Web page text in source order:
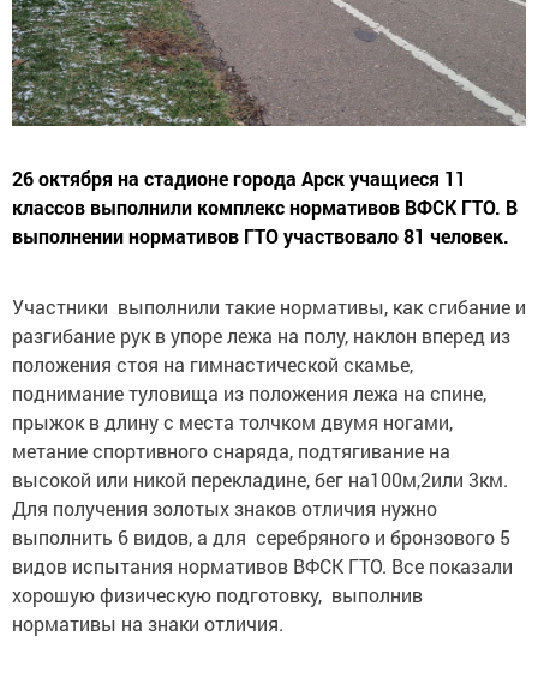
классов выполнили комплекс нормативов ВФСК ГТО. В
выполнении нормативов ГТО участвовало 81 человек.
разгибание рук в упоре лежа на полу, наклон вперед из
положения стоя на гимнастической скамье,
поднимание туловища из положения лежа на спине,
прыжок в длину с места толчком двумя ногами,
метание спортивного снаряда, подтягивание на
высокой или никой перекладине, бег на100м,2или 3км.
Для получения золотых знаков отличия нужно
выполнить 6 видов, а для серебряного и бронзового 5
видов испытания нормативов ВФСК ГТО. Все показали
хорошую физическую подготовку, выполнив
нормативы на знаки отличия.